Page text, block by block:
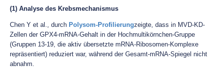
(1) Analyse des Krebsmechanismus
Chen Y et al., durch Polysom-Profilierungzeigte, dass in MVD-KD-
Zellen der GPX4-mRNA-Gehalt in der Hochmultikörnchen-Gruppe
(Gruppen 13-19, die aktiv übersetzte mRNA-Ribosomen-Komplexe
repräsentiert) reduziert war, während der Gesamt-mRNA-Spiegel nicht
abnahm.